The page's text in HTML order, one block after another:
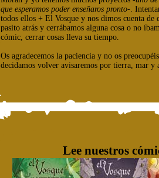
que esperamos poder enseñaros pronto-.
todos ellos + El Vosque y nos dimos cuenta de
pasito atrás y cerrábamos alguna cosa o no
cómic, cerrar cosas lleva su tiempo.
Os agradecemos la paciencia y no os
decidamos volver avisaremos por tierra, mar y
Lee nuestros